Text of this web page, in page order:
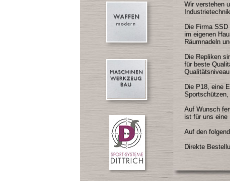
Wir verstehen
Die Firma
im eigenen
Räumnadeln
Die Repliken
für beste
Die P18, eine
Sportschützen,
Auf Wunsch
ist für uns eine
Auf den
Direkte